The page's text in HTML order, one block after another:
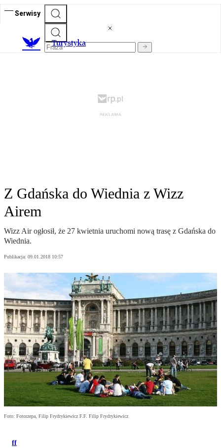
Serwisy
Turystyka
Z Gdańska do Wiednia z Wizz
Airem
Wizz Air ogłosił, że 27 kwietnia uruchomi nową trasę z Gdańska do
Wiednia.
Publikacja: 09.01.2018 10:57
Foto: Fotorzepa, Filip Frydrykiewicz F.F. Filip Frydrykiewicz
ff